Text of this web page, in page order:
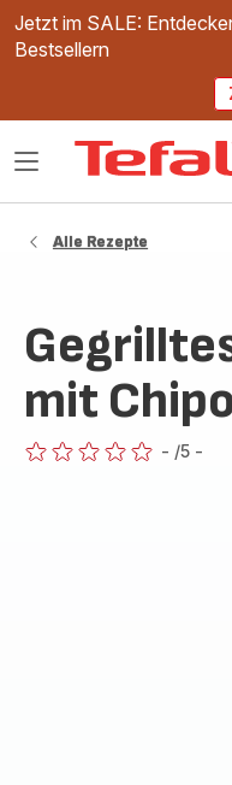
Jetzt im SALE:
Bestsellern
Das
Alle Rezepte
mit
- /5 -